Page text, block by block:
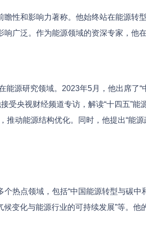
瞻性和影响力著称。他始终站在能源
广泛。作为能源领域的资深专家，他
能源研究领域。2023年5月，他出席了
受央视财经频道专访，解读“十四五”
推动能源结构优化。同时，他提出“能
热点领域，包括“中国能源转型与碳中
候变化与能源行业的可持续发展”等。他